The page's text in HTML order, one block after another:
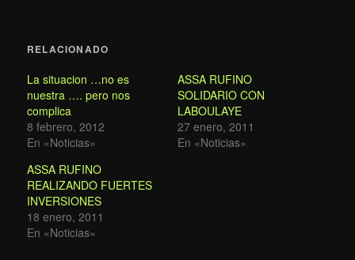
RELACIONADO
La situacion …no es
nuestra …. pero nos
complica
8 febrero, 2012
En «Noticias»
ASSA RUFINO
SOLIDARIO CON
LABOULAYE
27 enero, 2011
En «Noticias»
ASSA RUFINO
REALIZANDO FUERTES
INVERSIONES
18 enero, 2011
En «Noticias»